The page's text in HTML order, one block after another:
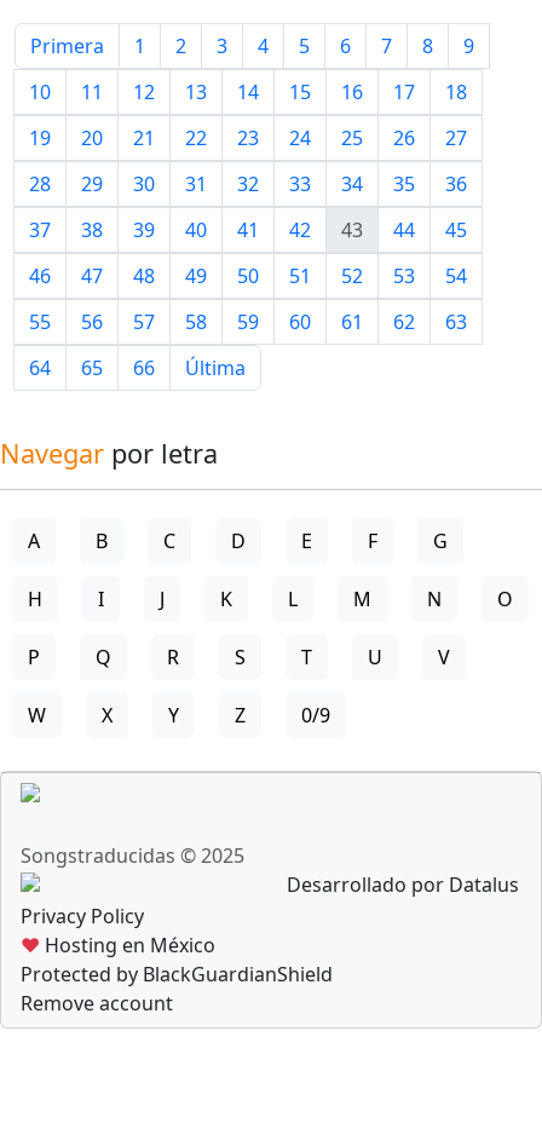
Primera 1 2 3 4 5 6 7 8
9
10
11 12 13 14 15 16 17
18
19
20 21 22 23 24 25 26
27
28
29 30 31 32 33 34 35
36
37
38 39 40 41 42 43 44
45
46
47 48 49 50 51 52 53
54
55
56 57 58 59 60 61 62
63
64
65 66 Última
Navegar por letra
A B C D E F G
H I J K L M N O
P Q R S T U V
W X Y Z 0/9
Songstraducidas © 2025
Desarrollado por Datalus
Privacy Policy
♥ Hosting en México
Protected by BlackGuardianShield
Remove account